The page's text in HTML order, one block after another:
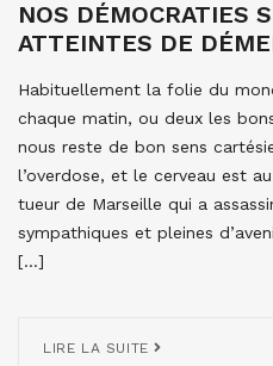
NOS DÉMOCRATIES
ATTEINTES DE
Habituellement la folie du
chaque matin, ou deux les
nous reste de bon sens
l’overdose, et le cerveau est
tueur de Marseille qui a
sympathiques et pleines
[…]
LIRE LA SUITE